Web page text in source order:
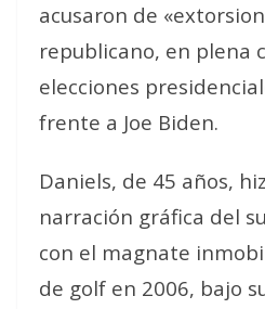
acusaron de
republicano, en plena
elecciones
frente a Joe Biden.
Daniels, de 45 años,
narración gráfica del
con el magnate
de golf en 2006, bajo